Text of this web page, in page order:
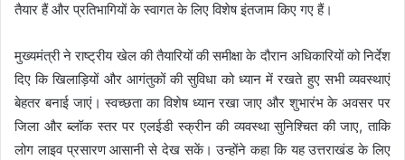
तैयार हैं और प्रतिभागियों के स्वागत के लिए विशेष इंतजाम किए गए हैं।
मुख्यमंत्री ने राष्ट्रीय खेल की तैयारियों की समीक्षा के दौरान अधिकारियों को निर्देश
दिए कि खिलाड़ियों और आगंतुकों की सुविधा को ध्यान में रखते हुए सभी व्यवस्थाएं
बेहतर बनाई जाएं। स्वच्छता का विशेष ध्यान रखा जाए और शुभारंभ के अवसर पर
जिला और ब्लॉक स्तर पर एलईडी स्क्रीन की व्यवस्था सुनिश्चित की जाए, ताकि
लोग लाइव प्रसारण आसानी से देख सकें। उन्होंने कहा कि यह उत्तराखंड के लिए